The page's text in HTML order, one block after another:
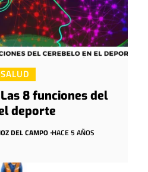
SALUD
8 funciones del
deporte
DEL CAMPO HACE 5 AÑOS